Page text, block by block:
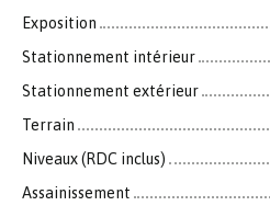
Exposition
Stationnement intérieur
Stationnement extérieur
Terrain
Niveaux (RDC inclus)
Assainissement